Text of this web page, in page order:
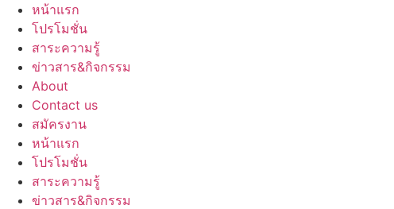
Skip
content
หน้าแรก
โปรโมชั่น
สาระความรู้
ข่าวสาร&กิจกรรม
About
Contact us
สมัครงาน
หน้าแรก
โปรโมชั่น
สาระความรู้
ข่าวสาร&กิจกรรม